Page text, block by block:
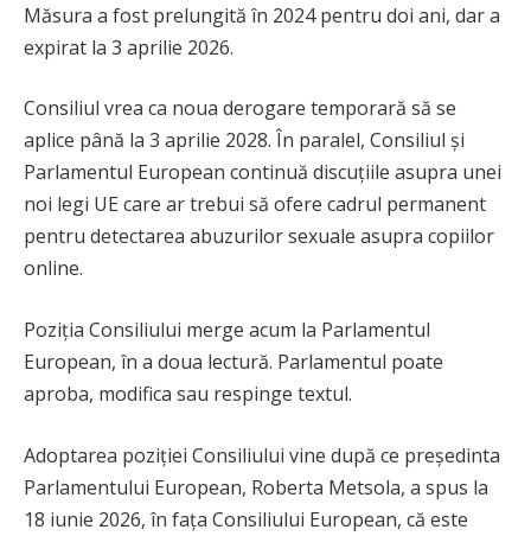
Măsura a fost prelungită în 2024 pentru doi ani, dar a
expirat la 3 aprilie 2026.
Consiliul vrea ca noua derogare temporară să se
aplice până la 3 aprilie 2028. În paralel, Consiliul și
Parlamentul European continuă discuțiile asupra unei
noi legi UE care ar trebui să ofere cadrul permanent
pentru detectarea abuzurilor sexuale asupra copiilor
online.
Poziția Consiliului merge acum la Parlamentul
European, în a doua lectură. Parlamentul poate
aproba, modifica sau respinge textul.
Adoptarea poziției Consiliului vine după ce președinta
Parlamentului European, Roberta Metsola, a spus la
18 iunie 2026, în fața Consiliului European, că este